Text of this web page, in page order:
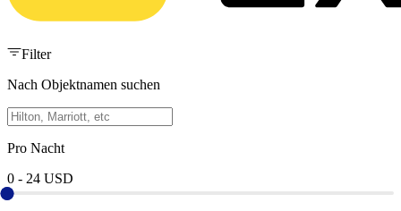
Filter
Nach Objektnamen suchen
Pro Nacht
0 - 24 USD